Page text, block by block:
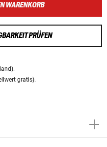
WARENKORB
PRÜFEN
gratis).